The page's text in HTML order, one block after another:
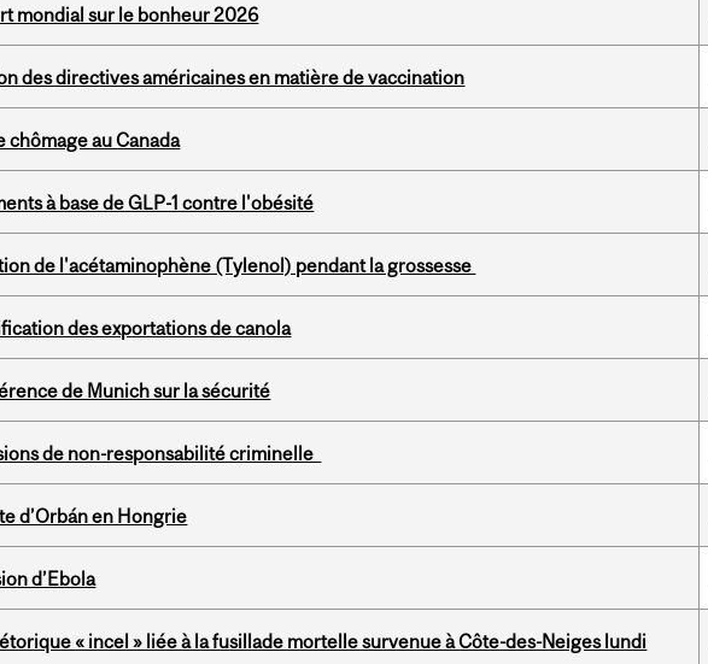
mondial sur le bonheur 2026
des directives américaines en matière de vaccination
chômage au Canada
à base de GLP-1 contre l'obésité
de l'acétaminophène (Tylenol) pendant la grossesse
des exportations de canola
de Munich sur la sécurité
de non-responsabilité criminelle
d’Orbán en Hongrie
d’Ebola
« incel » liée à la fusillade mortelle survenue à Côte-des-Neiges lundi